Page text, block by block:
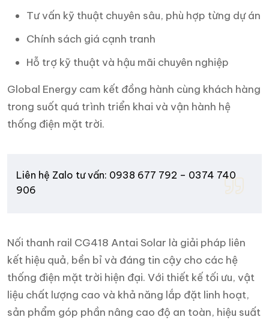
Tư vấn kỹ thuật chuyên sâu, phù hợp từng dự án
Chính sách giá cạnh tranh
Hỗ trợ kỹ thuật và hậu mãi chuyên nghiệp
Global Energy cam kết đồng hành cùng khách hàng
trong suốt quá trình triển khai và vận hành hệ
thống điện mặt trời.
Liên hệ Zalo tư vấn: 0938 677 792 – 0374 740
906
Nối thanh rail CG418 Antai Solar là giải pháp liên
kết hiệu quả, bền bỉ và đáng tin cậy cho các hệ
thống điện mặt trời hiện đại. Với thiết kế tối ưu, vật
liệu chất lượng cao và khả năng lắp đặt linh hoạt,
sản phẩm góp phần nâng cao độ an toàn, hiệu suất